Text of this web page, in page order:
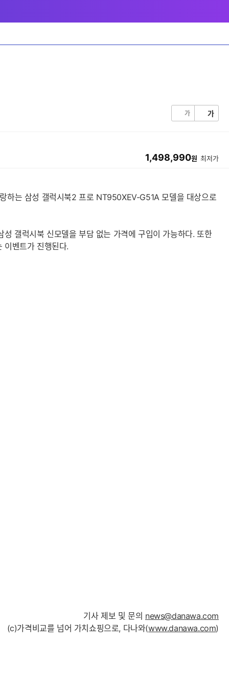
가 가
1,498,990원 최저가
하는 삼성 갤럭시북2 프로 NT950XEV-G51A 모델을 대상으로
갤럭시북 신모델을 부담 없는 가격에 구입이 가능하다. 또한
이벤트가 진행된다.
기사 제보 및 문의 news@danawa.com
(c)가격비교를 넘어 가치쇼핑으로, 다나와(www.danawa.com)